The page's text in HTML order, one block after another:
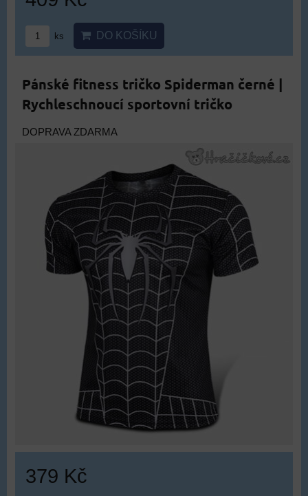
ks DO KOŠÍKU
Pánské fitness tričko Spiderman černé |
Rychleschnoucí sportovní tričko
DOPRAVA ZDARMA
379 Kč